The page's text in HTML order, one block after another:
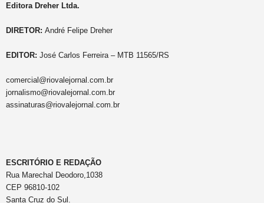
Editora Dreher Ltda.
DIRETOR: André Felipe Dreher
EDITOR: José Carlos Ferreira – MTB 11565/RS
comercial@riovalejornal.com.br
jornalismo@riovalejornal.com.br
assinaturas@riovalejornal.com.br
ESCRITÓRIO E REDAÇÃO
Rua Marechal Deodoro,1038
CEP 96810-102
Santa Cruz do Sul.